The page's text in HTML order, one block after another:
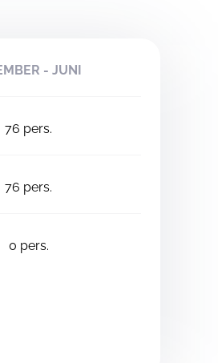
- JUNI
76 pers.
76 pers.
0 pers.